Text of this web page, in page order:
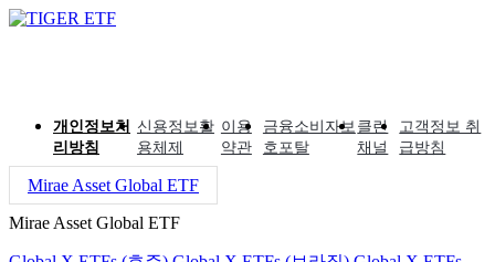
개인정보처
리방침
신용정보활
용체제
이용
약관
금융소비자보
호포탈
클린
채널
고객정보 취
급방침
Mirae Asset Global ETF
Mirae Asset Global ETF